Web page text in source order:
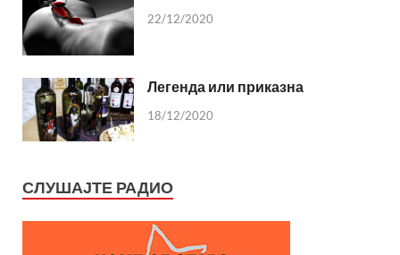
22/12/2020
Легенда или приказна
18/12/2020
СЛУШАЈТЕ РАДИО